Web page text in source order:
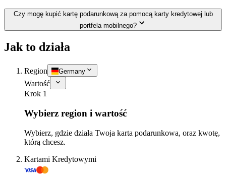
Czy mogę kupić kartę podarunkową za pomocą karty kredytowej lub
portfela mobilnego?
Jak to działa
Region Germany
Wartość
Krok 1
Wybierz region i wartość
Wybierz, gdzie działa Twoja karta podarunkowa, oraz kwotę,
którą chcesz.
Kartami Kredytowymi